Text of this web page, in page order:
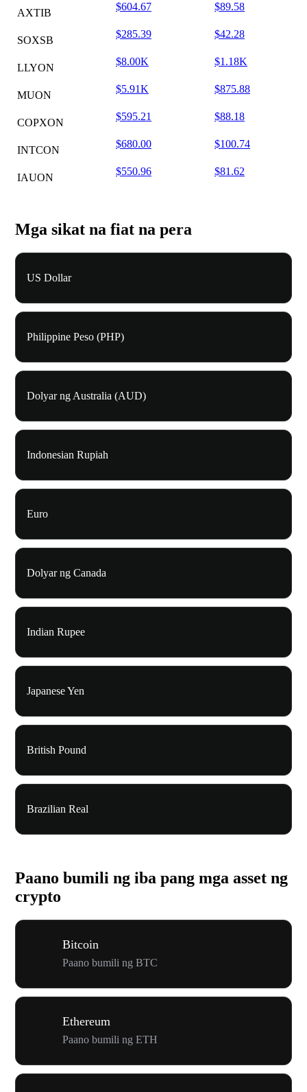
AXTIB
$604.67 $89.58
SOXSB
$285.39 $42.28
LLYON
$8.00K $1.18K
MUON
$5.91K $875.88
COPXON
$595.21 $88.18
INTCON
$680.00 $100.74
IAUON
$550.96 $81.62
Mga sikat na fiat na pera
US Dollar
Philippine Peso (PHP)
Dolyar ng Australia (AUD)
Indonesian Rupiah
Euro
Dolyar ng Canada
Indian Rupee
Japanese Yen
British Pound
Brazilian Real
Paano bumili ng iba pang mga asset ng
crypto
Bitcoin
Paano bumili ng BTC
Ethereum
Paano bumili ng ETH